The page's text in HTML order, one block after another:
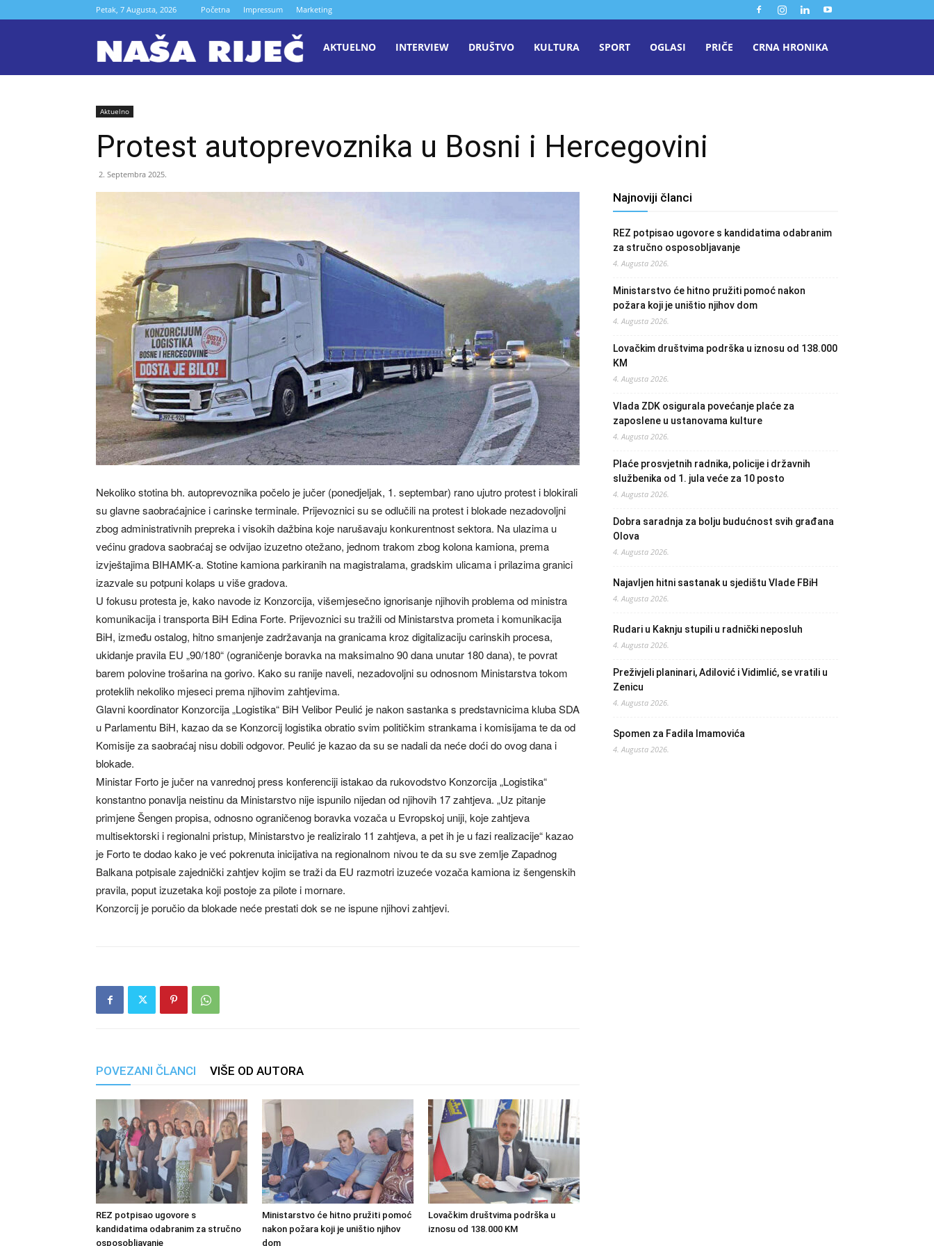
Petak, 7 Augusta, 2026 Početna Impressum Marketing
Naša
Zenica
AKTUELNO INTERVIEW DRUŠTVO KULTURA SPORT OGLASI PRIČE CRNA HRONIKA
Aktuelno
Protest autoprevoznika u Bosni i Hercegovini
2. Septembra 2025.
Nekoliko stotina bh. autoprevoznika počelo je jučer (ponedjeljak, 1. septembar) rano ujutro protest i blokirali
su glavne saobraćajnice i carinske terminale. Prijevoznici su se odlučili na protest i blokade nezadovoljni
zbog administrativnih prepreka i visokih dažbina koje narušavaju konkurentnost sektora. Na ulazima u
većinu gradova saobraćaj se odvijao izuzetno otežano, jednom trakom zbog kolona kamiona, prema
izvještajima BIHAMK-a. Stotine kamiona parkiranih na magistralama, gradskim ulicama i prilazima granici
izazvale su potpuni kolaps u više gradova.
U fokusu protesta je, kako navode iz Konzorcija, višemjesečno ignorisanje njihovih problema od ministra
komunikacija i transporta BiH Edina Forte. Prijevoznici su tražili od Ministarstva prometa i komunikacija
BiH, između ostalog, hitno smanjenje zadržavanja na granicama kroz digitalizaciju carinskih procesa,
ukidanje pravila EU „90/180“ (ograničenje boravka na maksimalno 90 dana unutar 180 dana), te povrat
barem polovine trošarina na gorivo. Kako su ranije naveli, nezadovoljni su odnosnom Ministarstva tokom
proteklih nekoliko mjeseci prema njihovim zahtjevima.
Glavni koordinator Konzorcija „Logistika“ BiH Velibor Peulić je nakon sastanka s predstavnicima kluba SDA
u Parlamentu BiH, kazao da se Konzorcij logistika obratio svim političkim strankama i komisijama te da od
Komisije za saobraćaj nisu dobili odgovor. Peulić je kazao da su se nadali da neće doći do ovog dana i
blokade.
Ministar Forto je jučer na vanrednoj press konferenciji istakao da rukovodstvo Konzorcija „Logistika“
konstantno ponavlja neistinu da Ministarstvo nije ispunilo nijedan od njihovih 17 zahtjeva. „Uz pitanje
primjene Šengen propisa, odnosno ograničenog boravka vozača u Evropskoj uniji, koje zahtjeva
multisektorski i regionalni pristup, Ministarstvo je realiziralo 11 zahtjeva, a pet ih je u fazi realizacije“ kazao
je Forto te dodao kako je već pokrenuta inicijativa na regionalnom nivou te da su sve zemlje Zapadnog
Balkana potpisale zajednički zahtjev kojim se traži da EU razmotri izuzeće vozača kamiona iz šengenskih
pravila, poput izuzetaka koji postoje za pilote i mornare.
Konzorcij je poručio da blokade neće prestati dok se ne ispune njihovi zahtjevi.
POVEZANI ČLANCI VIŠE OD AUTORA
REZ potpisao ugovore s
kandidatima odabranim za stručno
osposobljavanje
Ministarstvo će hitno pružiti pomoć
nakon požara koji je uništio njihov
dom
Lovačkim društvima podrška u
iznosu od 138.000 KM
Najnoviji članci
REZ potpisao ugovore s kandidatima odabranim
za stručno osposobljavanje
4. Augusta 2026.
Ministarstvo će hitno pružiti pomoć nakon
požara koji je uništio njihov dom
4. Augusta 2026.
Lovačkim društvima podrška u iznosu od 138.000
KM
4. Augusta 2026.
Vlada ZDK osigurala povećanje plaće za
zaposlene u ustanovama kulture
4. Augusta 2026.
Plaće prosvjetnih radnika, policije i državnih
službenika od 1. jula veće za 10 posto
4. Augusta 2026.
Dobra saradnja za bolju budućnost svih građana
Olova
4. Augusta 2026.
Najavljen hitni sastanak u sjedištu Vlade FBiH
4. Augusta 2026.
Rudari u Kaknju stupili u radnički neposluh
4. Augusta 2026.
Preživjeli planinari, Adilović i Vidimlić, se vratili u
Zenicu
4. Augusta 2026.
Spomen za Fadila Imamovića
4. Augusta 2026.